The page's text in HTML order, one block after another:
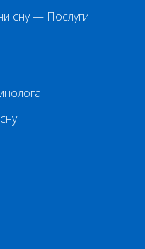
сну — Послуги